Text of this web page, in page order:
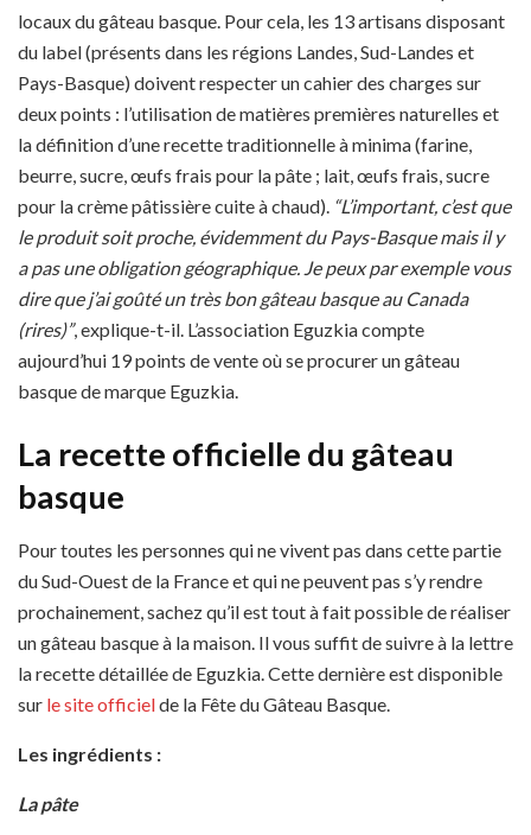
locaux du gâteau basque. Pour cela, les 13 artisans disposant
du label (présents dans les régions Landes, Sud-Landes et
Pays-Basque) doivent respecter un cahier des charges sur
deux points : l’utilisation de matières premières naturelles et
la définition d’une recette traditionnelle à minima (farine,
beurre, sucre, œufs frais pour la pâte ; lait, œufs frais, sucre
pour la crème pâtissière cuite à chaud). “L’important, c’est que
le produit soit proche, évidemment du Pays-Basque mais il y
a pas une obligation géographique. Je peux par exemple vous
dire que j’ai goûté un très bon gâteau basque au Canada
(rires)”, explique-t-il. L’association Eguzkia compte
aujourd’hui 19 points de vente où se procurer un gâteau
basque de marque Eguzkia.
La recette officielle du gâteau
basque
Pour toutes les personnes qui ne vivent pas dans cette partie
du Sud-Ouest de la France et qui ne peuvent pas s’y rendre
prochainement, sachez qu’il est tout à fait possible de réaliser
un gâteau basque à la maison. Il vous suffit de suivre à la lettre
la recette détaillée de Eguzkia. Cette dernière est disponible
sur le site officielde la Fête du Gâteau Basque.
Les ingrédients :
La pâte